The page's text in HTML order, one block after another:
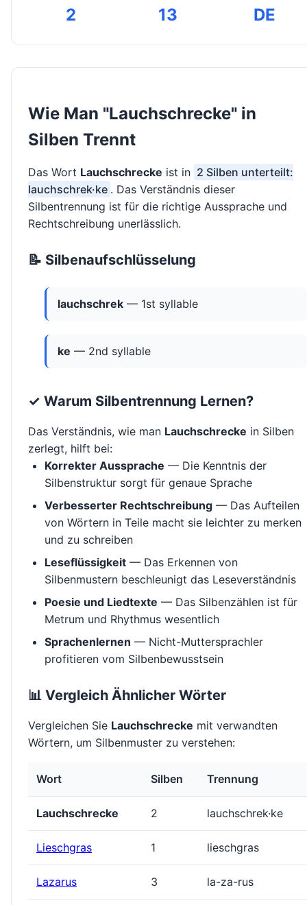
2 13 DE
Wie Man "Lauchschrecke" in
Silben Trennt
Das Wort Lauchschrecke ist in 2 Silben unterteilt:
lauchschrek·ke . Das Verständnis dieser
Silbentrennung ist für die richtige Aussprache und
Rechtschreibung unerlässlich.
📝 Silbenaufschlüsselung
lauchschrek — 1st syllable
ke — 2nd syllable
✓ Warum Silbentrennung Lernen?
Das Verständnis, wie man Lauchschrecke in Silben
zerlegt, hilft bei:
Korrekter Aussprache — Die Kenntnis der
Silbenstruktur sorgt für genaue Sprache
Verbesserter Rechtschreibung — Das Aufteilen
von Wörtern in Teile macht sie leichter zu merken
und zu schreiben
Leseflüssigkeit — Das Erkennen von
Silbenmustern beschleunigt das Leseverständnis
Poesie und Liedtexte — Das Silbenzählen ist für
Metrum und Rhythmus wesentlich
Sprachenlernen — Nicht-Muttersprachler
profitieren vom Silbenbewusstsein
📊 Vergleich Ähnlicher Wörter
Vergleichen Sie Lauchschrecke mit verwandten
Wörtern, um Silbenmuster zu verstehen:
Wort Silben Trennung
Lauchschrecke 2 lauchschrek·ke
Lieschgras 1 lieschgras
Lazarus 3 la-za-rus